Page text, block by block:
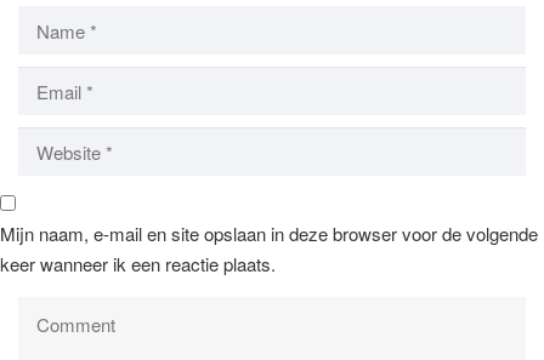
Mijn naam, e-mail en site opslaan in deze browser voor de volgende
keer wanneer ik een reactie plaats.